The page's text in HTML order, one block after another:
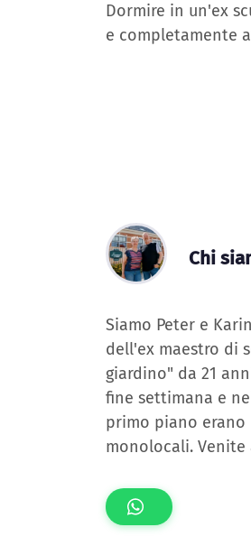
Dormire in un'ex
e completamente
Chi
Siamo Peter e
dell'ex maestro di
giardino" da 21
fine settimana e
primo piano erano
monolocali. Venite